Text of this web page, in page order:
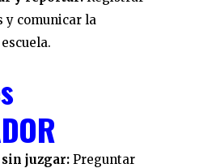
y comunicar la
juzgar: Preguntar